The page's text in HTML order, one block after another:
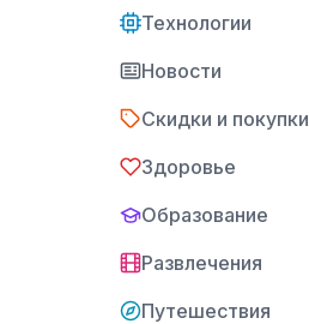
Технологии
Новости
Скидки и покупки
Здоровье
Образование
Развлечения
Путешествия